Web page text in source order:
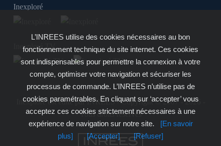
Inexploré
Inexploré TV
Inexploré est édité par INREES - Copyright © 2007 - 2026 -
Tous droits réservés
L’INREES utilise des cookies nécessaires au bon
fonctionnement technique du site internet. Ces cookies
sont indispensables pour permettre la connexion à votre
compte, optimiser votre navigation et sécuriser les
processus de commande. L’INREES n’utilise pas de
cookies paramétrables. En cliquant sur ‘accepter’ vous
acceptez ces cookies strictement nécessaires à une
expérience de navigation sur notre site.
[En savoir
plus]
[Accepter] [Refuser]